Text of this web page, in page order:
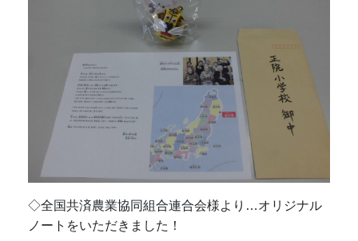
◇全国共済農業協同組合連合会様より…オリジナル
ノートをいただきました！